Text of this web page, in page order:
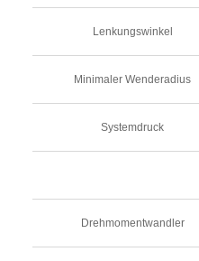
Lenkungswinkel
Minimaler Wenderadius
Systemdruck
Drehmomentwandler